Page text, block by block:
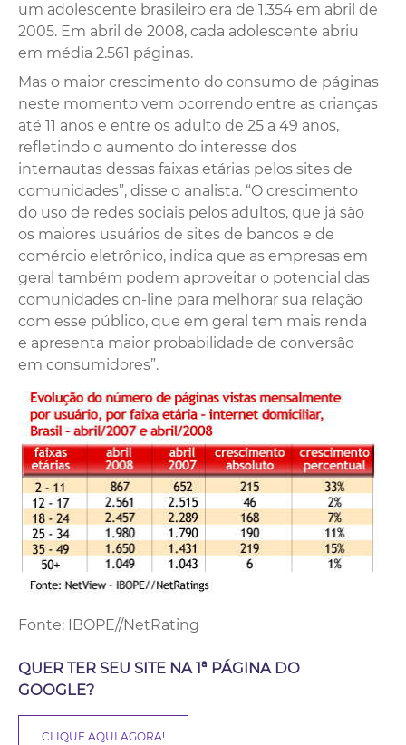
um adolescente brasileiro era de 1.354 em abril de
2005. Em abril de 2008, cada adolescente abriu
em média 2.561 páginas.
Mas o maior crescimento do consumo de páginas
neste momento vem ocorrendo entre as crianças
até 11 anos e entre os adulto de 25 a 49 anos,
refletindo o aumento do interesse dos
internautas dessas faixas etárias pelos sites de
comunidades”, disse o analista. “O crescimento
do uso de redes sociais pelos adultos, que já são
os maiores usuários de sites de bancos e de
comércio eletrônico, indica que as empresas em
geral também podem aproveitar o potencial das
comunidades on-line para melhorar sua relação
com esse público, que em geral tem mais renda
e apresenta maior probabilidade de conversão
em consumidores”.
Fonte: IBOPE//NetRating
QUER TER SEU SITE NA 1ª PÁGINA DO
GOOGLE?
CLIQUE AQUI AGORA!